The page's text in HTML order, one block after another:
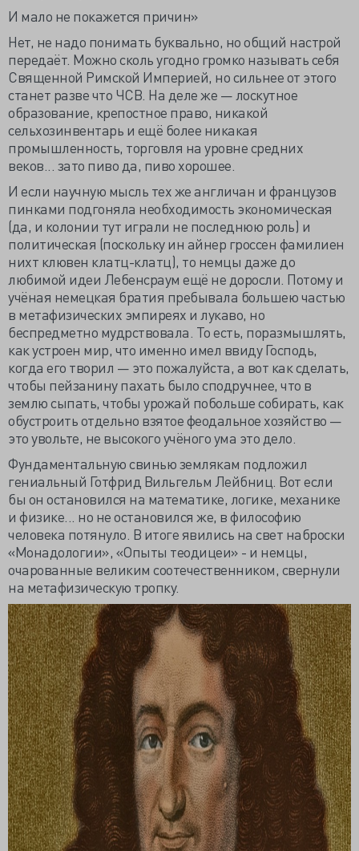
И мало не покажется причин»
Нет, не надо понимать буквально, но общий настрой
передаёт. Можно сколь угодно громко называть себя
Священной Римской Империей, но сильнее от этого
станет разве что ЧСВ. На деле же — лоскутное
образование, крепостное право, никакой
сельхозинвентарь и ещё более никакая
промышленность, торговля на уровне средних
веков... зато пиво да, пиво хорошее.
И если научную мысль тех же англичан и французов
пинками подгоняла необходимость экономическая
(да, и колонии тут играли не последнюю роль) и
политическая (поскольку ин айнер гроссен фамилиен
нихт клювен клатц-клатц), то немцы даже до
любимой идеи Лебенсраум ещё не доросли. Потому и
учёная немецкая братия пребывала большею частью
в метафизических эмпиреях и лукаво, но
беспредметно мудрствовала. То есть, поразмышлять,
как устроен мир, что именно имел ввиду Господь,
когда его творил — это пожалуйста, а вот как сделать,
чтобы пейзанину пахать было сподручнее, что в
землю сыпать, чтобы урожай побольше собирать, как
обустроить отдельно взятое феодальное хозяйство —
это увольте, не высокого учёного ума это дело.
Фундаментальную свинью землякам подложил
гениальный Готфрид Вильгельм Лейбниц. Вот если
бы он остановился на математике, логике, механике
и физике... но не остановился же, в философию
человека потянуло. В итоге явились на свет наброски
«Монадологии», «Опыты теодицеи» - и немцы,
очарованные великим соотечественником, свернули
на метафизическую тропку.